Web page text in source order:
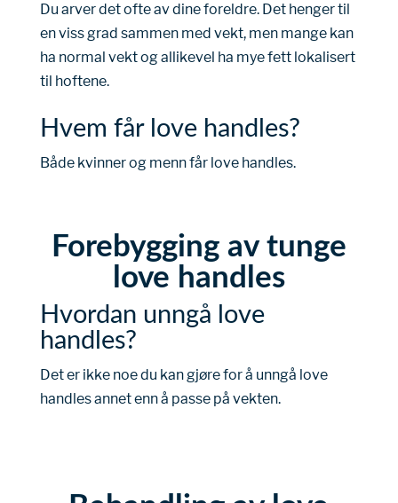
Du arver det ofte av dine foreldre. Det henger til
en viss grad sammen med vekt, men mange kan
ha normal vekt og allikevel ha mye fett lokalisert
til hoftene.
Hvem får love handles?
Både kvinner og menn får love handles.
Forebygging av tunge
love handles
Hvordan unngå love
handles?
Det er ikke noe du kan gjøre for å unngå love
handles annet enn å passe på vekten.